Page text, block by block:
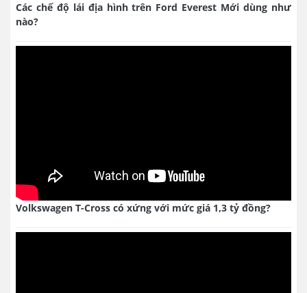
Các chế độ lái địa hình trên Ford Everest Mới dùng như
nào?
Volkswagen T-Cross có xứng với mức giá 1,3 tỷ đồng?